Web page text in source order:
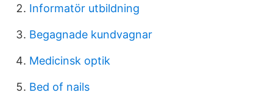
Informatör utbildning
Begagnade kundvagnar
Medicinsk optik
Bed of nails